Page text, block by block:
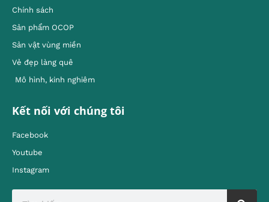
Chính sách
Sản phẩm OCOP
Sản vật vùng miền
Vẻ đẹp làng quê
Mô hình, kinh nghiêm
Kết nối với chúng tôi
Facebook
Youtube
Instagram